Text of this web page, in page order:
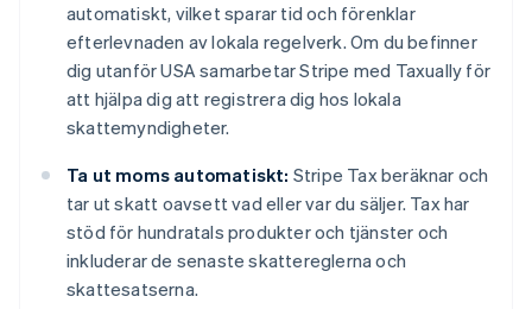
automatiskt, vilket sparar tid och förenklar
efterlevnaden av lokala regelverk. Om du befinner
dig utanför USA samarbetar Stripe med Taxually för
att hjälpa dig att registrera dig hos lokala
skattemyndigheter.
Ta ut moms automatiskt: Stripe Tax beräknar och
tar ut skatt oavsett vad eller var du säljer. Tax har
stöd för hundratals produkter och tjänster och
inkluderar de senaste skattereglerna och
skattesatserna.
EnglishSvenska
Frankrike
FrançaisEnglish
Förenade Arabemiraten
English
Gibraltar
English
Grekland
English
Hongkong SAR, Kina
English简体中文
Indien